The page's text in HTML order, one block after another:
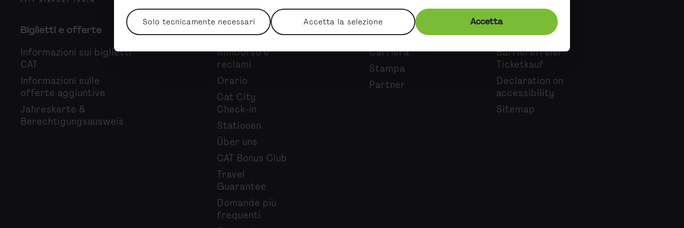
Solo tecnicamente necessari Accetta la selezione Accetta
Biglietti e offerte
Informazioni sui biglietti
CAT
Informazioni sulle
offerte aggiuntive
Jahreskarte &
Berechtigungsausweis
Info e servizio
Rimborso e
reclami
Orario
Cat City
Check-in
Stationen
Über uns
CAT Bonus Club
Travel
Guarantee
Domande più
frequenti
Chi siamo
Carriera
Stampa
Partner
Accessibility
Barrierefreier
Ticketkauf
Declaration on
accessibility
Sitemap